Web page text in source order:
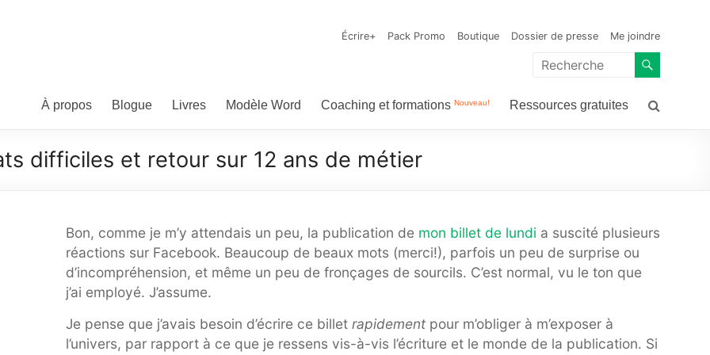
Dominic Bellavance, écrivain
Écrire+ Pack Promo Boutique Dossier de presse Me joindre
À propos Blogue Livres Modèle Word Coaching et formations Nouveau! Ressources gratuites
difficiles et retour sur 12 ans de métier
Bon, comme je m’y attendais un peu, la publication de mon billet de lundi a suscité plusieurs
réactions sur Facebook. Beaucoup de beaux mots (merci!), parfois un peu de surprise ou
d’incompréhension, et même un peu de fronçages de sourcils. C’est normal, vu le ton que
j’ai employé. J’assume.
Je pense que j’avais besoin d’écrire ce billet rapidement pour m’obliger à m’exposer à
l’univers, par rapport à ce que je ressens vis-à-vis l’écriture et le monde de la publication. Si